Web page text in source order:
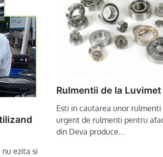
ezita si
Rulmentii de la
Esti in cautarea unor
urgent de rulmenti pentru
din Deva produce…